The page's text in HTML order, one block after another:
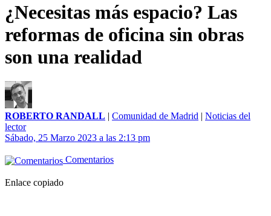
¿Necesitas más espacio? Las
reformas de oficina sin obras
son una realidad
ROBERTO RANDALL | Comunidad de Madrid | Noticias del
lector
Sábado, 25 Marzo 2023 a las 2:13 pm
Comentarios
Enlace copiado